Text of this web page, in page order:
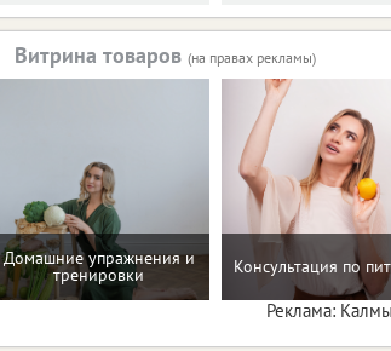
Витрина товаров (на правах рекламы)
Домашние упражнения и
тренировки Консультация по
Реклама: